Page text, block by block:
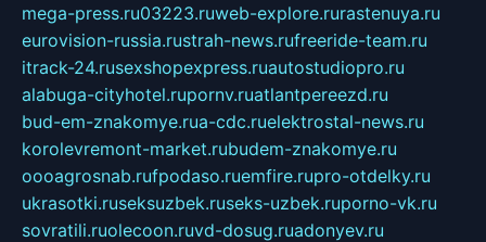
mega-press.ru03223.ruweb-explore.rurastenuya.ru
eurovision-russia.rustrah-news.rufreeride-team.ru
itrack-24.rusexshopexpress.ruautostudiopro.ru
alabuga-cityhotel.rupornv.ruatlantpereezd.ru
bud-em-znakomye.rua-cdc.ruelektrostal-news.ru
korolevremont-market.rubudem-znakomye.ru
oooagrosnab.rufpodaso.ruemfire.rupro-otdelky.ru
ukrasotki.ruseksuzbek.ruseks-uzbek.ruporno-vk.ru
sovratili.ruolecoon.ruvd-dosug.ruadonyev.ru